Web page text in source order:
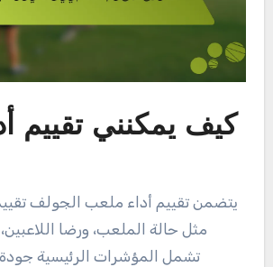
كيف يمكنني تقييم
يتضمن تقييم أداء ملعب الجولف
مثل حالة الملعب، ورضا
تشمل المؤشرات الرئيسية